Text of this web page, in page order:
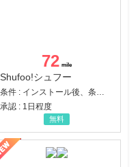
72
Shufoo!シュフー
条件 : インストール後、条件達成
承認 : 1日程度
無料